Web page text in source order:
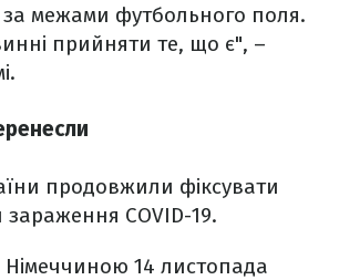
межами футбольного поля.
прийняти те, що є", –
продовжили фіксувати
COVID-19.
14 листопада